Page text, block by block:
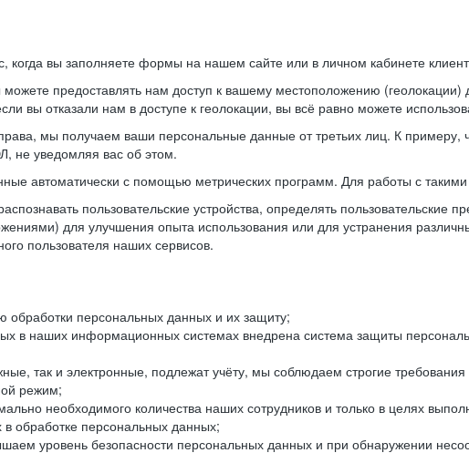
вы заполняете формы на нашем сайте или в личном кабинете
предоставлять нам доступ к вашему местоположению
вы отказали нам в доступе к геолокации, вы всё равно можете
мы получаем ваши персональные данные от третьих лиц. К примеру,
не уведомляя вас об этом.
автоматически с помощью метрических программ. Для работы с
пользовательские устройства, определять пользовательские
для улучшения опыта использования или для устранения
пользователя наших сервисов.
обработки персональных данных и их защиту;
в наших информационных системах внедрена система защиты
так и электронные, подлежат учёту, мы соблюдаем строгие
режим;
необходимого количества наших сотрудников и только в целях
обработке персональных данных;
уровень безопасности персональных данных и при обнаружении